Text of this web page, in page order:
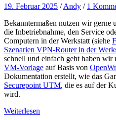
19. Februar 2025 /Andy / 1
Bekanntermaßen nutzen wir
die Inbetriebnahme, den Service
Computern in der Werkstatt (siehe
Szenarien VPN-Router in der
schnell und einfach geht haben wir
VM-Vorlage auf Basis von
Dokumentation erstellt, wie das
Securepoint UTM, die es auf der
wird.
Weiterlesen